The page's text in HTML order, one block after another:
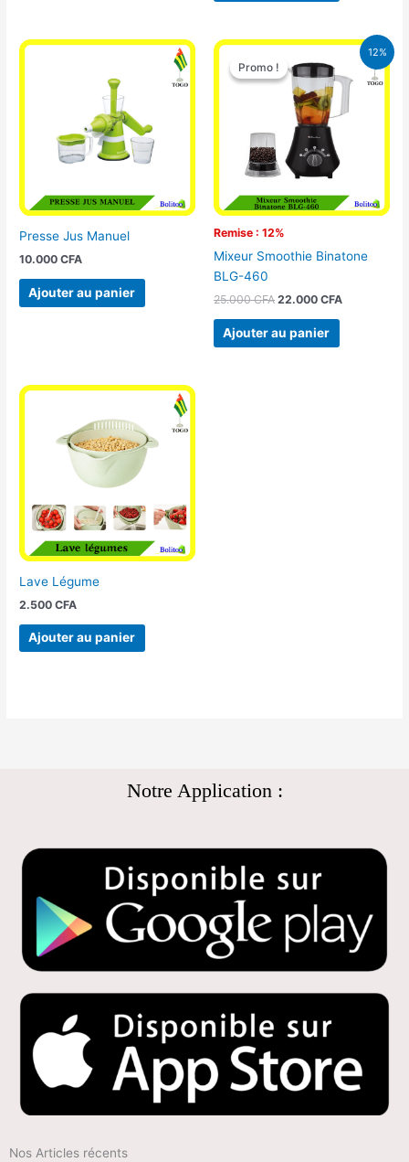
Presse Jus Manuel
10.000CFA
Ajouter au panier
12%
Promo !
Remise : 12%
Promo !
Mixeur Smoothie Binatone
BLG-460
25.000CFA
Le
prix
initial
était :
25.000 CFA.
22.000 CFA
Le
prix
actuel
est :
Ajouter au panier
Lave Légume
2.500CFA
Ajouter au panier
Notre Application :
Nos Articles récents